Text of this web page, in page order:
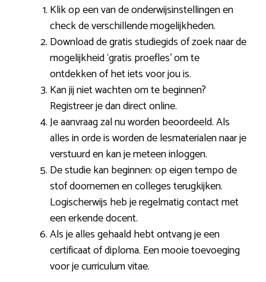
Klik op een van de onderwijsinstellingen en
check de verschillende mogelijkheden.
Download de gratis studiegids of zoek naar de
mogelijkheid ‘gratis proefles’ om te
ontdekken of het iets voor jou is.
Kan jij niet wachten om te beginnen?
Registreer je dan direct online.
Je aanvraag zal nu worden beoordeeld. Als
alles in orde is worden de lesmaterialen naar je
verstuurd en kan je meteen inloggen.
De studie kan beginnen: op eigen tempo de
stof doornemen en colleges terugkijken.
Logischerwijs heb je regelmatig contact met
een erkende docent.
Als je alles gehaald hebt ontvang je een
certificaat of diploma. Een mooie toevoeging
voor je curriculum vitae.